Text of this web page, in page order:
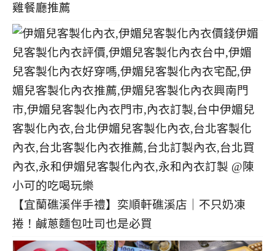
雞餐廳推薦
【宜蘭礁溪伴手禮】奕順軒礁溪店｜不只奶凍
捲！鹹蔥麵包吐司也是必買